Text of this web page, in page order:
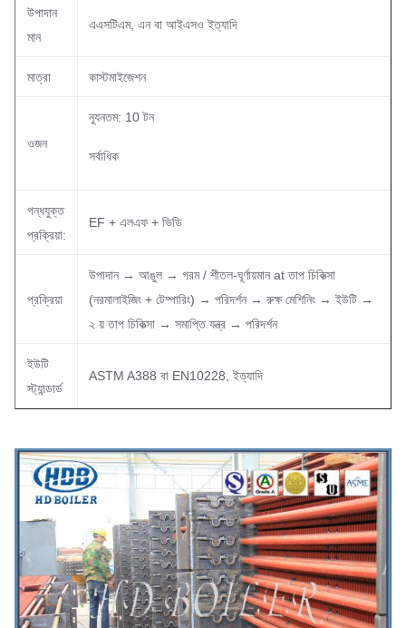
উপাদান
মান
এএসটিএম, এন বা আইএসও ইত্যাদি
মাত্রা কাস্টমাইজেশন
ওজন
ন্যূনতম: 10 টন
সর্বাধিক
গন্ধযুক্ত
প্রক্রিয়া:
EF + এলএফ + ভিডি
প্রক্রিয়া
উপাদান → আঙুল → গরম / শীতল-ঘূর্ণায়মান at তাপ চিকিত্সা
(নরমালাইজিং + টেম্পারিং) → পরিদর্শন → রুক্ষ মেশিনিং → ইউটি →
২ য় তাপ চিকিত্সা → সমাপ্তি যন্ত্র → পরিদর্শন
ইউটি
স্ট্যান্ডার্ড
ASTM A388 বা EN10228, ইত্যাদি